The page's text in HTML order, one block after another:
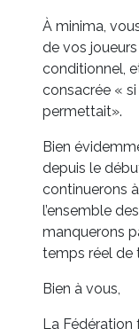
À minima,
de vos
conditionnel,
consacrée «
permettait».
Bien
depuis le
continuerons
l’ensemble
manquerons
temps réel de
Bien à vous,
La Fédération